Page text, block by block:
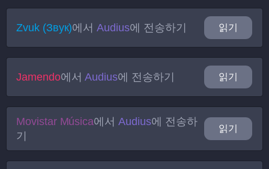
Zvuk (Звук)에서Audius에 전송하기 읽기
Jamendo에서Audius에 전송하기 읽기
Movistar Música에서Audius에 전송하
기
읽기